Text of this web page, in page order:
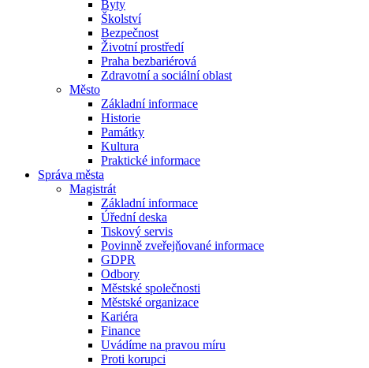
Byty
Školství
Bezpečnost
Životní prostředí
Praha bezbariérová
Zdravotní a sociální oblast
Město
Základní informace
Historie
Památky
Kultura
Praktické informace
Správa města
Magistrát
Základní informace
Úřední deska
Tiskový servis
Povinně zveřejňované informace
GDPR
Odbory
Městské společnosti
Městské organizace
Kariéra
Finance
Uvádíme na pravou míru
Proti korupci